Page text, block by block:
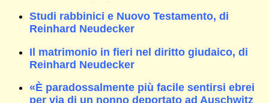
Studi rabbinici e Nuovo Testamento, di
Reinhard Neudecker
Il matrimonio in fieri nel diritto giudaico, di
Reinhard Neudecker
«È paradossalmente più facile sentirsi ebrei
per via di un nonno deportato ad Auschwitz